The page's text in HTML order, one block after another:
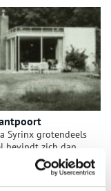
moest ze
een neef
recht hadden op
Syrinx grotendeels
bevindt zich dan
de bewoners en
Harddraverslaan
meest